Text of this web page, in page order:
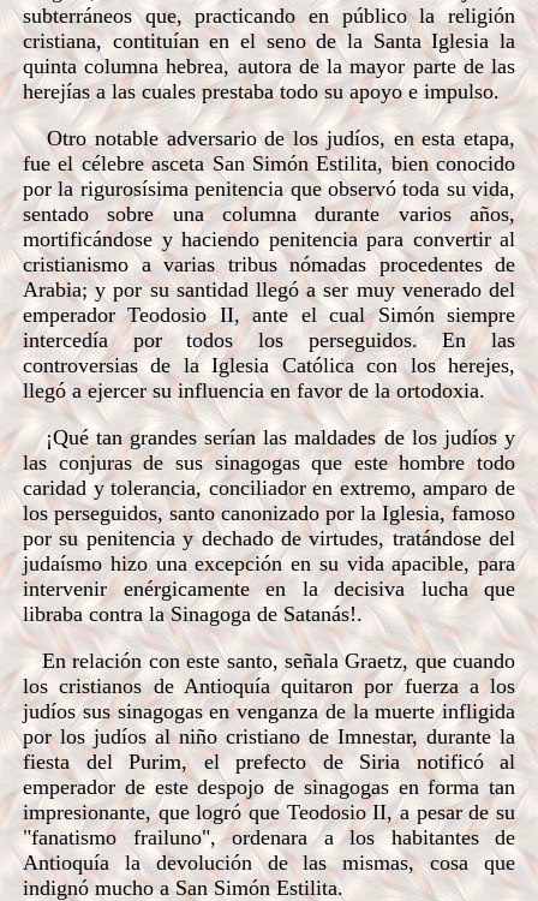
subterráneos que, practicando en público la religión
cristiana, contituían en el seno de la Santa Iglesia la
quinta columna hebrea, autora de la mayor parte de las
herejías a las cuales prestaba todo su apoyo e impulso.
Otro notable adversario de los judíos, en esta etapa,
fue el célebre asceta San Simón Estilita, bien conocido
por la rigurosísima penitencia que observó toda su vida,
sentado sobre una columna durante varios años,
mortificándose y haciendo penitencia para convertir al
cristianismo a varias tribus nómadas procedentes de
Arabia; y por su santidad llegó a ser muy venerado del
emperador Teodosio II, ante el cual Simón siempre
intercedía por todos los perseguidos. En las
controversias de la Iglesia Católica con los herejes,
llegó a ejercer su influencia en favor de la ortodoxia.
¡Qué tan grandes serían las maldades de los judíos y
las conjuras de sus sinagogas que este hombre todo
caridad y tolerancia, conciliador en extremo, amparo de
los perseguidos, santo canonizado por la Iglesia, famoso
por su penitencia y dechado de virtudes, tratándose del
judaísmo hizo una excepción en su vida apacible, para
intervenir enérgicamente en la decisiva lucha que
libraba contra la Sinagoga de Satanás!.
En relación con este santo, señala Graetz, que cuando
los cristianos de Antioquía quitaron por fuerza a los
judíos sus sinagogas en venganza de la muerte infligida
por los judíos al niño cristiano de Imnestar, durante la
fiesta del Purim, el prefecto de Siria notificó al
emperador de este despojo de sinagogas en forma tan
impresionante, que logró que Teodosio II, a pesar de su
"fanatismo frailuno", ordenara a los habitantes de
Antioquía la devolución de las mismas, cosa que
indignó mucho a San Simón Estilita.